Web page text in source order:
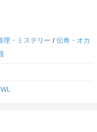
理・ミステリー /伝奇・オカ